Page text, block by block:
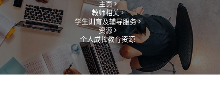
主页 >
教师相关 >
学生训育及辅导服务 >
资源 >
个人成长教育资源